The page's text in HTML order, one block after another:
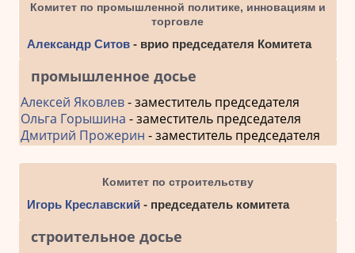
Комитет по промышленной политике, инновациям и
торговле
Александр Ситов- врио председателя Комитета
промышленное досье
Алексей Яковлев- заместитель председателя
Ольга Горышина - заместитель председателя
Дмитрий Прожерин - заместитель председателя
Комитет по строительству
Игорь Креславский - председатель комитета
строительное досье